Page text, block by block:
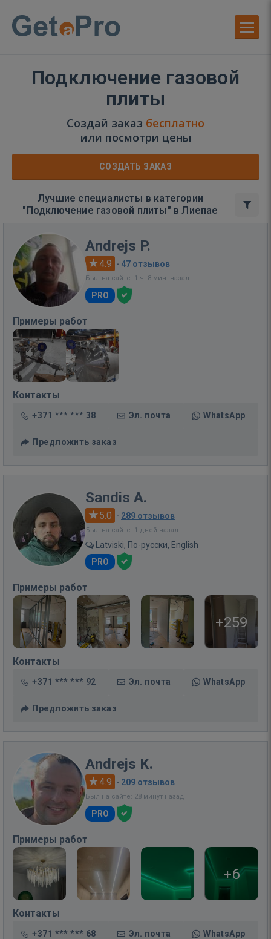
Подключение газовой
плиты
Создай заказ бесплатно
или посмотри цены
СОЗДАТЬ ЗАКАЗ
Лучшие специалисты в категории
"Подключение газовой плиты" в Лиепае
Andrejs P.
4.9 · 47 отзывов
Был на сайте: 1 ч. 8 мин. назад
PRO
Примеры работ
Контакты
+371 *** *** 38 Эл. почта WhatsApp
Предложить заказ
Sandis A.
5.0 · 289 отзывов
Был на сайте: 1 дней назад
Latviski, По-русски, English
PRO
Примеры работ
+259
Контакты
+371 *** *** 92 Эл. почта WhatsApp
Предложить заказ
Andrejs K.
4.9 · 209 отзывов
Был на сайте: 28 минут назад
PRO
Примеры работ
+6
Контакты
+371 *** *** 68 Эл. почта WhatsApp